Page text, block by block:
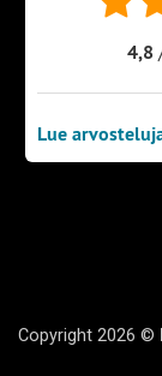
Copyright 2026 ©